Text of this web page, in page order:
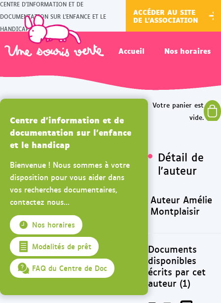
CENTRE D'INFORMATION ET DE
DOCUMENTATION SUR L'ENFANCE ET LE
HANDICAP
ACCÉDER AU SITE
DE L'ASSOCIATION
Accueil Nos horaires
Détail de
l'auteur
Auteur Amélie
Montplaisir
Documents
disponibles
écrits par cet
auteur (1)
Centre d'information et de
documentation sur l'enfance
et le handicap
Bienvenue ! Nous sommes à votre
disposition pour vous aider dans
vos recherches documentaires,
contactez nous...
Nos horaires
Modalités de prêt
FAQ du Centre de Doc